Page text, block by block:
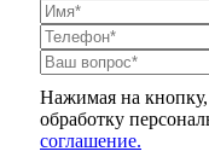
Нажимая на кнопку,
обработку
соглашение.